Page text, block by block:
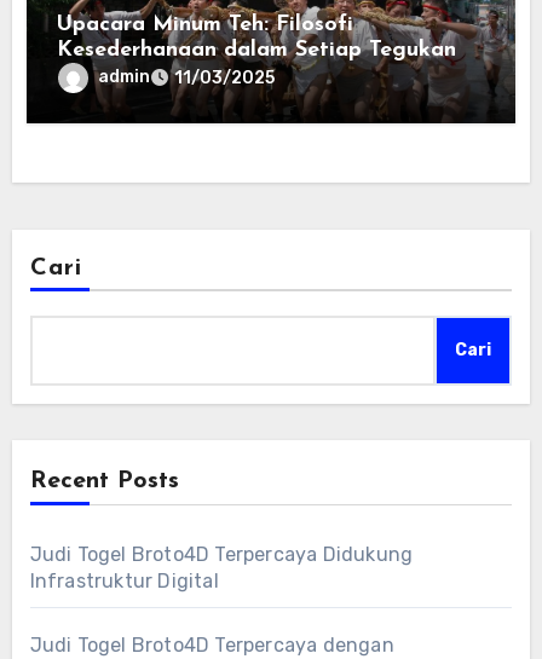
Upacara Minum Teh: Filosofi
Kesederhanaan dalam Setiap Tegukan
admin 11/03/2025
Cari
Cari
Recent Posts
Judi Togel Broto4D Terpercaya Didukung
Infrastruktur Digital
Judi Togel Broto4D Terpercaya dengan